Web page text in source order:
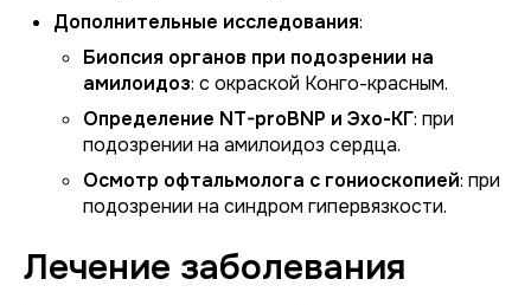
Дополнительные исследования:
Биопсия органов при подозрении на
амилоидоз: с окраской Конго-красным.
Определение NT-proBNP и Эхо-КГ: при
подозрении на амилоидоз сердца.
Осмотр офтальмолога с гониоскопией: при
подозрении на синдром гипервязкости.
Лечение заболевания